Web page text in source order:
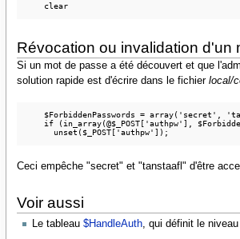
602773
602774
602775
601186
601188
601189
601191
601192
601194
601196
601197
601248
601249
601250
601251
601252
601254
601255
601256
601258
601260
    clear
Révocation ou invalidation d'un
Si un mot de passe a été découvert et que
solution rapide est d'écrire dans le fichier local/
$ForbiddenPasswords = array('secret',
if (in_array(@$_POST['authpw'],
Ceci empêche "secret" et "tanstaafl" d'être
Voir aussi
Le tableau $HandleAuth, qui définit le